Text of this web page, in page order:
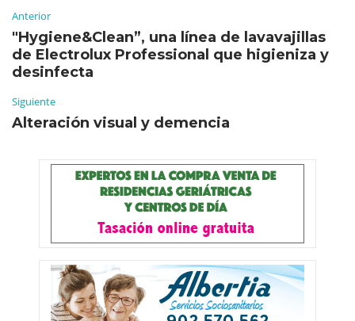
Anterior
"Hygiene&Clean”, una línea de lavavajillas
de Electrolux Professional que higieniza y
desinfecta
Siguiente
Alteración visual y demencia